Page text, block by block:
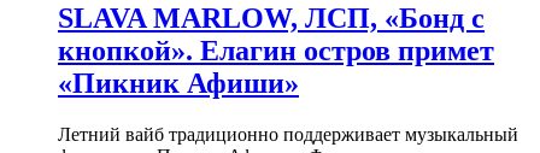
SLAVA MARLOW, ЛСП, «Бонд с
кнопкой». Елагин остров примет
«Пикник Афиши»
Летний вайб традиционно поддерживает музыкальный